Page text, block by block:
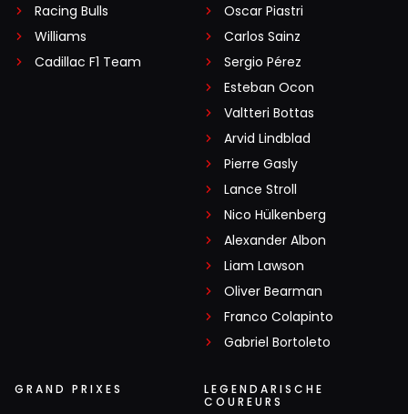
Racing Bulls
Williams
Cadillac F1 Team
Oscar Piastri
Carlos Sainz
Sergio Pérez
Esteban Ocon
Valtteri Bottas
Arvid Lindblad
Pierre Gasly
Lance Stroll
Nico Hülkenberg
Alexander Albon
Liam Lawson
Oliver Bearman
Franco Colapinto
Gabriel Bortoleto
GRAND PRIXES
LEGENDARISCHE
COUREURS